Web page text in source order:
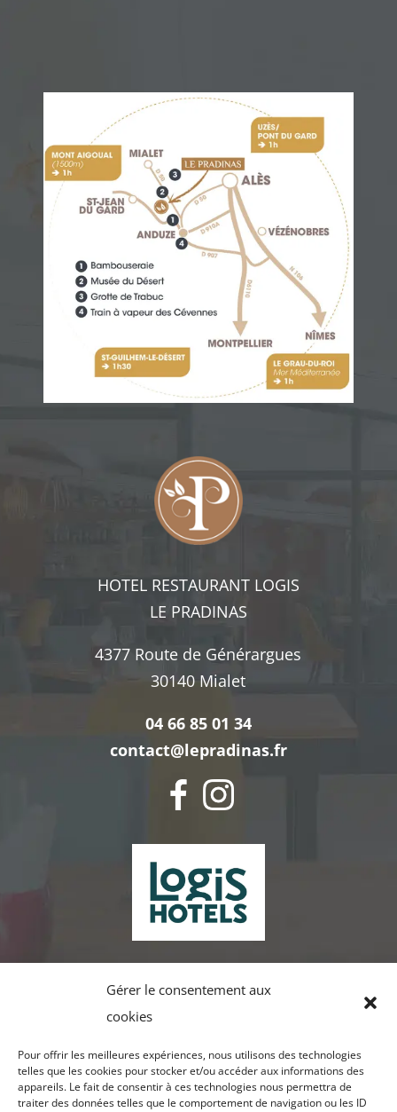
Gérer le consentement aux
cookies
Pour offrir les meilleures expériences, nous utilisons des technologies
telles que les cookies pour stocker et/ou accéder aux informations des
appareils. Le fait de consentir à ces technologies nous permettra de
traiter des données telles que le comportement de navigation ou les ID
HOTEL RESTAURANT LOGIS
LE PRADINAS
4377 Route de Générargues
30140 Mialet
04 66 85 01 34
contact@lepradinas.fr